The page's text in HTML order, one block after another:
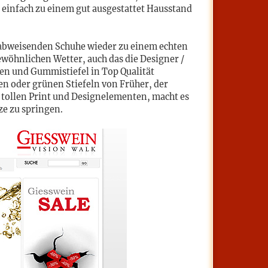
zu einem gut ausgestattet Hausstand
Schuhe wieder zu einem echten
Wetter, auch das die Designer /
und Gummistiefel in Top Qualität
oder grünen Stiefeln von Früher, der
Print und Designelementen, macht es
zu springen.